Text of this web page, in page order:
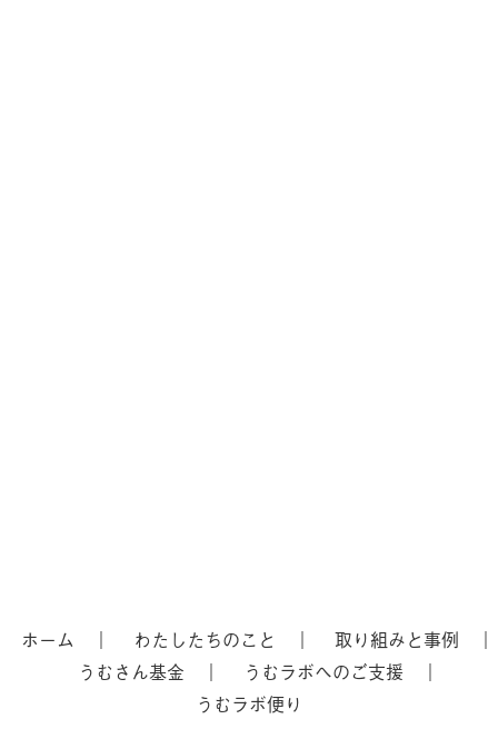
ホーム わたしたちのこと
取り組みと事例
うむさん基金
うむラボへのご支援
うむラボ便り